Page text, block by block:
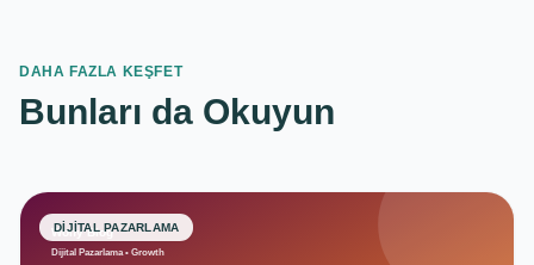
DAHA FAZLA KEŞFET
Bunları da Okuyun
DIJITAL PAZARLAMA